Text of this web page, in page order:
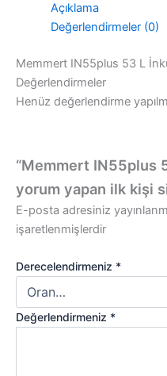
Açıklama
Değerlendirmeler (0)
Memmert IN55plus 53 L
Değerlendirmeler
Henüz değerlendirme
“Memmert IN55plus
yorum yapan ilk kişi
E-posta adresiniz
işaretlenmişlerdir
Derecelendirmeniz *
Değerlendirmeniz *